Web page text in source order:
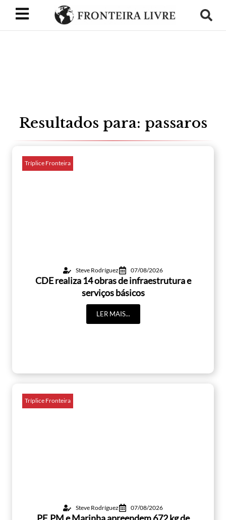
Resultados para: passaros
Tríplice Fronteira
Steve Rodríguez 07/08/2026
CDE realiza 14 obras de infraestrutura e
serviços básicos
LER MAIS...
Tríplice Fronteira
Steve Rodríguez 07/08/2026